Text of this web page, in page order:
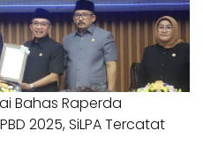
Bahas Raperda
2025, SiLPA Tercatat